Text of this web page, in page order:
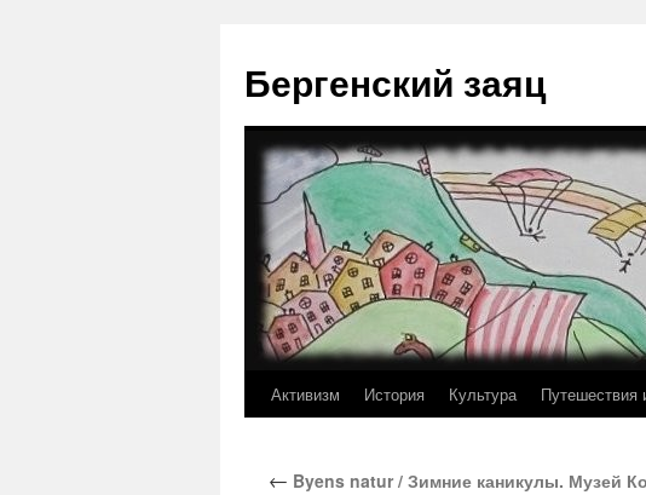
содержимому
Бергенский заяц
Активизм История Культура Путешествия
← Byens natur / Зимние каникулы. Музей